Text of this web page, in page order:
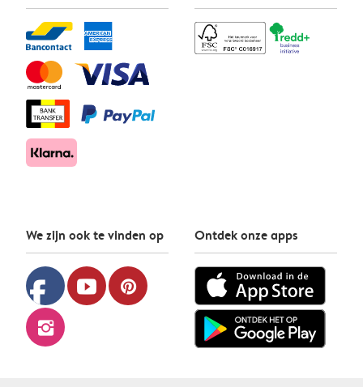
We zijn ook te vinden op
facebook youtube pinterest
instagram
Ontdek onze apps